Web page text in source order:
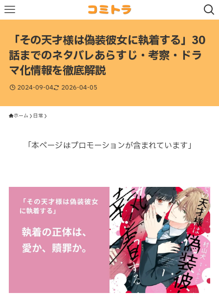
「その天才様は偽装彼女に執着する」30
話までのネタバレあらすじ・考察・ドラ
マ化情報を徹底解説
2024-09-04 2026-04-05
ホーム 日常
「本ページはプロモーションが含まれています」